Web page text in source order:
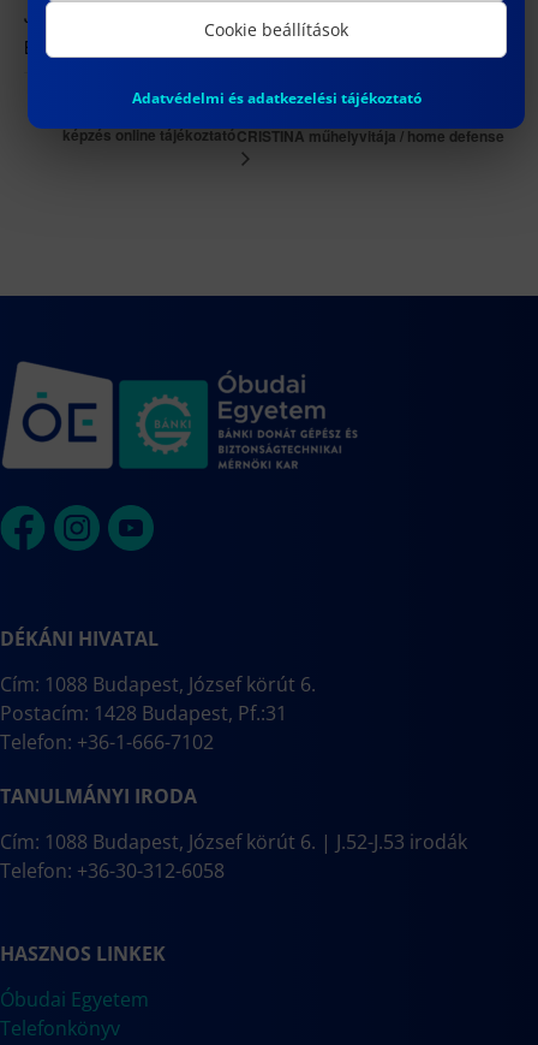
József körút 6.
Budapest
PLC szakmérnök
képzés online tájékoztató
ERAZO CHAMORRO VANESSA
CRISTINA műhelyvitája / home defense
DÉKÁNI HIVATAL
Cím: 1088 Budapest, József körút 6.
Postacím: 1428 Budapest, Pf.:31
Telefon: +36-1-666-7102
TANULMÁNYI IRODA
Cím: 1088 Budapest, József körút 6. | J.52-J.53 irodák
Telefon: +36-30-312-6058
HASZNOS LINKEK
Óbudai Egyetem
Telefonkönyv
Cookie beállítások
Adatvédelmi és adatkezelési tájékoztató